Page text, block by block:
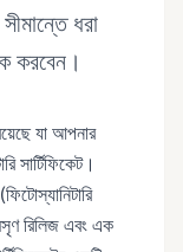
ধরা
করবেন।
যা আপনার
সার্টিফিকেট।
মসৃণ রিলিজ এবং এক